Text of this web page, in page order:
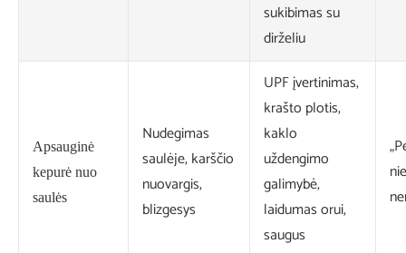
sukibimas su
dirželiu
Apsauginė
kepurė nuo
saulės
Nudegimas
saulėje, karščio
nuovargis,
blizgesys
UPF įvertinimas,
krašto plotis,
kaklo
uždengimo
galimybė,
laidumas orui,
saugus